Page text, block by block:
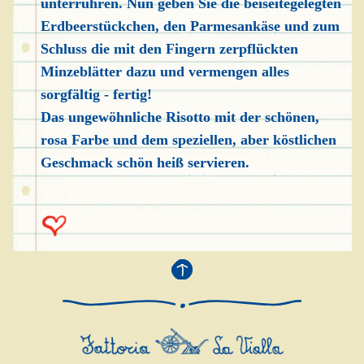
unterrühren. Nun geben Sie die beiseitegelegten
Erdbeerstückchen, den Parmesankäse und zum
Schluss die mit den Fingern zerpflückten
Minzeblätter dazu und vermengen alles
sorgfältig - fertig!
Das ungewöhnliche Risotto mit der schönen,
rosa Farbe und dem speziellen, aber köstlichen
Geschmack schön heiß servieren.